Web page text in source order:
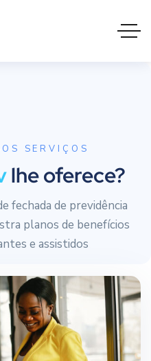
SERVIÇOS
lhe oferece?
fechada de previdência
planos de benefícios
e assistidos